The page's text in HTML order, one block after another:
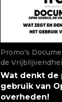
Promo's
de
Wat denkt de
gebruik van
overheden!